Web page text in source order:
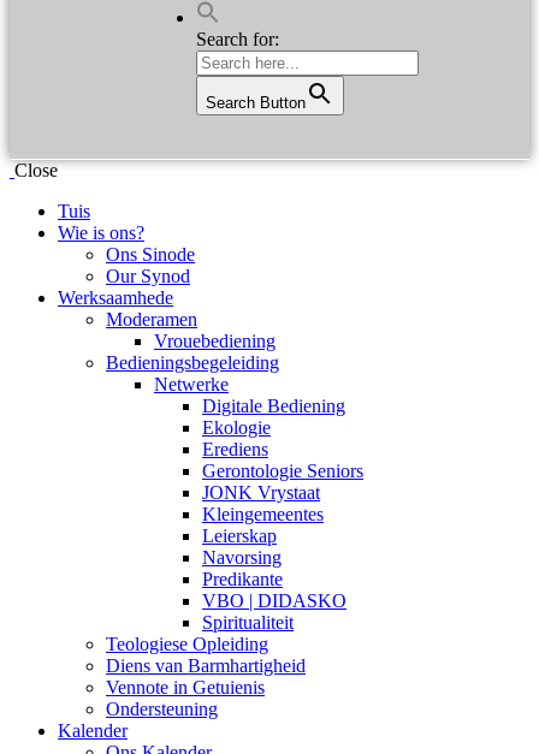
Search for:
Search Button
Close
Tuis
Wie is ons?
Ons Sinode
Our Synod
Werksaamhede
Moderamen
Vrouebediening
Bedieningsbegeleiding
Netwerke
Digitale Bediening
Ekologie
Erediens
Gerontologie Seniors
JONK Vrystaat
Kleingemeentes
Leierskap
Navorsing
Predikante
VBO | DIDASKO
Spiritualiteit
Teologiese Opleiding
Diens van Barmhartigheid
Vennote in Getuienis
Ondersteuning
Kalender